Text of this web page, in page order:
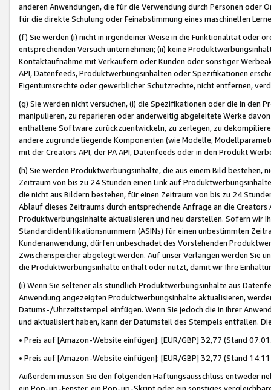
anderen Anwendungen, die für die Verwendung durch Personen
für die direkte Schulung oder Feinabstimmung eines maschinellen
(f) Sie werden (i) nicht in irgendeiner Weise in die Funktionalität oder
entsprechenden Versuch unternehmen; (ii) keine
Kontaktaufnahme mit Verkäufern oder Kunden oder sonstiger
API, Datenfeeds, Produktwerbungsinhalten oder Spezifikationen
Eigentumsrechte oder gewerblicher Schutzrechte, nicht entfernen,
(g) Sie werden nicht versuchen, (i) die Spezifikationen oder die in
manipulieren, zu reparieren oder anderweitig abgeleitete Werke
enthaltene Software zurückzuentwickeln, zu zerlegen, zu
andere zugrunde liegende Komponenten (wie Modelle,
mit der Creators API, der PA API, Datenfeeds oder in den Produkt
(h) Sie werden Produktwerbungsinhalte, die aus einem Bild bestehen,
Zeitraum von bis zu 24 Stunden einen Link auf
die nicht aus Bildern bestehen, für einen Zeitraum von bis zu 24
Ablauf dieses Zeitraums durch entsprechende Anfrage an die
Produktwerbungsinhalte aktualisieren und neu darstellen. Sofern wir
Standardidentifikationsnummern (ASINs) für einen unbestimmten
Kundenanwendung, dürfen unbeschadet des Vorstehenden
Zwischenspeicher abgelegt werden. Auf unser Verlangen werden Sie
die Produktwerbungsinhalte enthält oder nutzt, damit wir Ihre
(i) Wenn Sie seltener als stündlich Produktwerbungsinhalte aus
Anwendung angezeigten Produktwerbungsinhalte aktualisieren,
Datums-/Uhrzeitstempel einfügen. Wenn Sie jedoch die in Ihrer
und aktualisiert haben, kann der Datumsteil des Stempels entfallen.
• Preis auf [Amazon-Website einfügen]: [EUR/GBP] 32,77 (Stand
• Preis auf [Amazon-Website einfügen]: [EUR/GBP] 32,77 (Stand
Außerdem müssen Sie den folgenden Haftungsausschluss entweder
ein Pop-up-Fenster, ein Pop-up-Skript oder ein sonstiges